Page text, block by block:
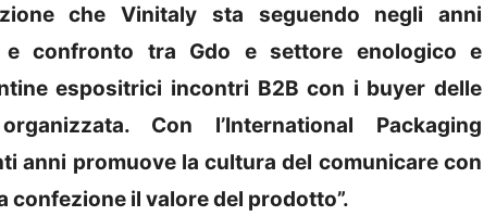
che Vinitaly sta seguendo negli anni
confronto tra Gdo e settore enologico e
espositrici incontri B2B con i buyer delle
Con l’International Packaging
anni promuove la cultura del comunicare con
confezione il valore del prodotto”.